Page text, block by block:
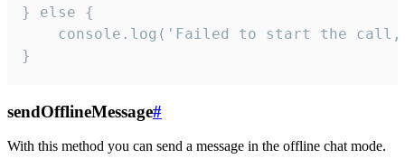
} else {
console.log('Failed to start the
}
sendOfflineMessage#
With this method you can send a message in the offline chat mode.